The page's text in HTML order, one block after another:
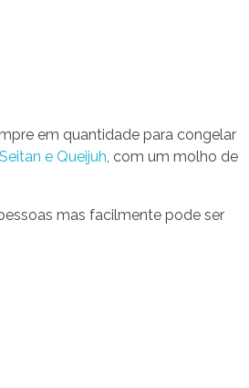
em quantidade para congelar
e Queijuh, com um molho de
mas facilmente pode ser